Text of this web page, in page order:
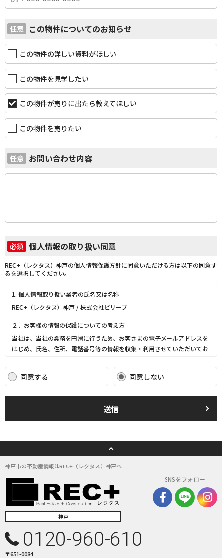
任意 この物件についてのお知らせ
この物件の詳しい資料がほしい
この物件を見学したい
この物件が売りに出たら教えてほしい
この物件を売りたい
任意 お問い合わせ内容
必須 個人情報の取り扱い同意
REC+（レクタス）神戸の個人情報保護方針に同意いただける方は以下の同意す
るを選択してください。
1. 個人情報取り扱い業者の氏名又は名称
REC+（レクタス）神戸 / 株式会社ビリーブ
２．お客様の情報の保護についての考え方
当社は、当社の業務を円滑に行うため、お客さまの電子メールアドレスを
はじめ、氏名、住所、電話番号等の情報を収集・利用させていただいてお
当社は、これらのお客さまの個人情報（以下「お客さま情報」といいま
す。）の適正な保護を重大な責務と認識し、この責務を果たすために、次
法令を遵守し、適切に取り扱います。また、適宜取扱いの改善に努めま
す。
ます。また、取引先等に対しても適切にお客さま情報を取り扱うように要
(3) お客さま情報の収集に際しては、利用目的を特定して通知または公表
(4) お客さま情報の漏洩、紛失、改ざん等を防止するために必要な 対策を
講じて適切な管理を行います。
(5) 保有するお客さま情報について、お客さま本人からの開示、訂正、削
除、利用停止の依頼を所定の窓口でお受けして、誠意をもって対応いたし
具体的には、以下の内容に従ってお客さま情報の取り扱いをいたします。
３．お客様の情報の利用目的
同意する 同意しない
送信
神戸市の不動産情報はREC+（レクタス）神戸へ
神戸
SNSをフォロー
0120-960-610
〒651-0084